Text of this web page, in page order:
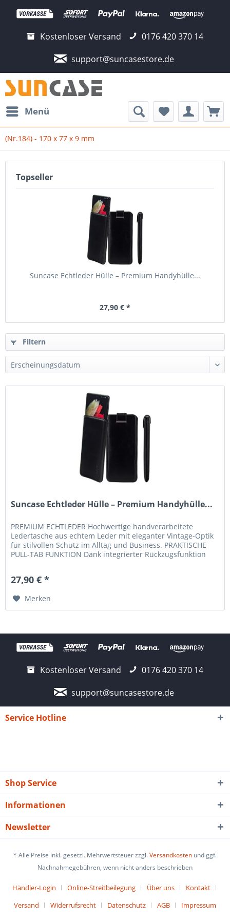
Kostenloser Versand
0176 420 370 14
support@suncasestore.de
Menü
(Nr.184) - 170 x 77 x 9 mm
Topseller
Suncase Echtleder Hülle – Premium Handyhülle...
27,90 € *
Filtern
Suncase Echtleder Hülle – Premium Handyhülle...
PREMIUM ECHTLEDER Hochwertige handverarbeitete
Ledertasche aus echtem Leder mit eleganter Vintage-Optik
für stilvollen Schutz im Alltag und Business. PRAKTISCHE
PULL-TAB FUNKTION Dank integrierter Rückzugsfunktion
27,90 € *
Merken
Kostenloser Versand
0176 420 370 14
support@suncasestore.de
Service Hotline
Shop Service
Informationen
Newsletter
* Alle Preise inkl. gesetzl. Mehrwertsteuer zzgl.Versandkosten und ggf.
Nachnahmegebühren, wenn nicht anders beschrieben
Händler-Login Online-Streitbeilegung Über uns
Kontakt
Versand
Widerrufsrecht Datenschutz AGB Impressum